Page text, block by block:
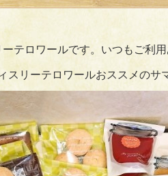
テロワールです。いつもご利用
スリーテロワールおススメのサ